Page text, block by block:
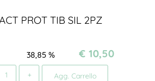
PROT TIB SIL 2PZ
%
38,85 € 10,50
Agg. Carrello